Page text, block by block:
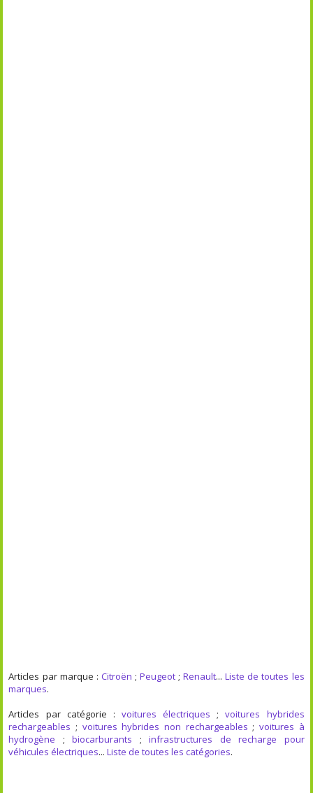
Articles par marque : Citroën ; Peugeot ;Renault...Liste de toutes les
marques.
Articles par catégorie : voitures électriques ;voitures hybrides
rechargeables ; voitures hybrides non rechargeables ; voitures à
hydrogène ;biocarburants ;infrastructures de recharge pour
véhicules électriques...Liste de toutes les catégories.